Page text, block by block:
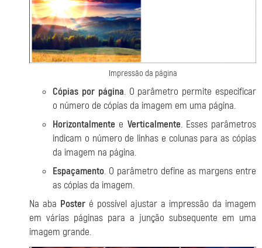
Impressão da página
Cópias por página. O parâmetro permite especificar
o número de cópias da imagem em uma página.
Horizontalmente e Verticalmente. Esses parâmetros
indicam o número de linhas e colunas para as cópias
da imagem na página.
Espaçamento. O parâmetro define as margens entre
as cópias da imagem.
Na aba Poster é possível ajustar a impressão da imagem
em várias páginas para a junção subsequente em uma
imagem grande.